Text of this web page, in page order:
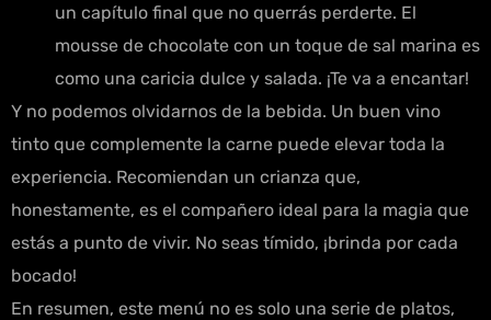
un capítulo final que no querrás perderte. El
mousse de chocolate con un toque de sal marina es
como una caricia dulce y salada. ¡Te va a encantar!
Y no podemos olvidarnos de la bebida. Un buen vino
tinto que complemente la carne puede elevar toda la
experiencia. Recomiendan un crianza que,
honestamente, es el compañero ideal para la magia que
estás a punto de vivir. No seas tímido, ¡brinda por cada
bocado!
En resumen, este menú no es solo una serie de platos,